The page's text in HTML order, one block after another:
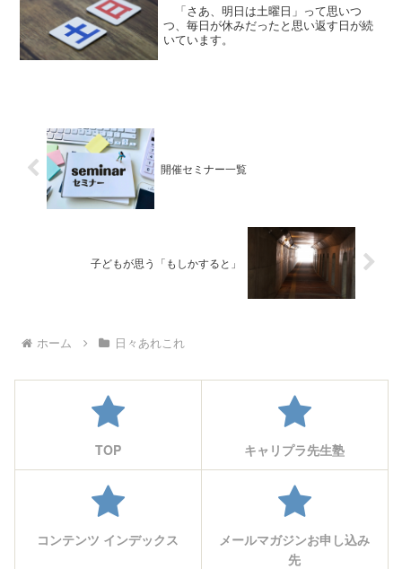
「さあ、明日は土曜日」って思いつ
つ、毎日が休みだったと思い返す日が続
いています。
開催セミナー一覧
子どもが思う「もしかすると」
ホーム 日々あれこれ
TOP キャリプラ先生塾
コンテンツ インデックス
メールマガジンお申し込み
先